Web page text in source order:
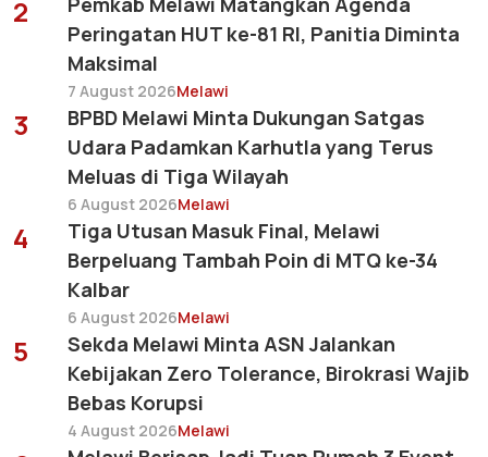
2
Peringatan HUT ke-81 RI, Panitia Diminta
Maksimal
7 August 2026Melawi
3
BPBD Melawi Minta Dukungan Satgas
Udara Padamkan Karhutla yang Terus
Meluas di Tiga Wilayah
6 August 2026Melawi
4
Tiga Utusan Masuk Final, Melawi
Berpeluang Tambah Poin di MTQ ke-34
Kalbar
6 August 2026Melawi
5
Sekda Melawi Minta ASN Jalankan
Kebijakan Zero Tolerance, Birokrasi Wajib
Bebas Korupsi
4 August 2026Melawi